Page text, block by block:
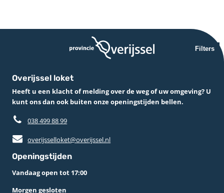
Filters
Overijssel loket
Heeft u een klacht of melding over de weg of uw omgeving? U
kunt ons dan ook buiten onze openingstijden bellen.
038 499 88 99
overijsselloket@overijssel.nl
Openingstijden
Vandaag open tot 17:00
Morgen gesloten